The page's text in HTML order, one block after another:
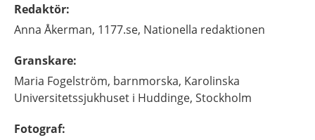
Redaktör:
Anna Åkerman, 1177.se, Nationella redaktionen
Granskare:
Maria Fogelström, barnmorska, Karolinska
Universitetssjukhuset i Huddinge, Stockholm
Fotograf: